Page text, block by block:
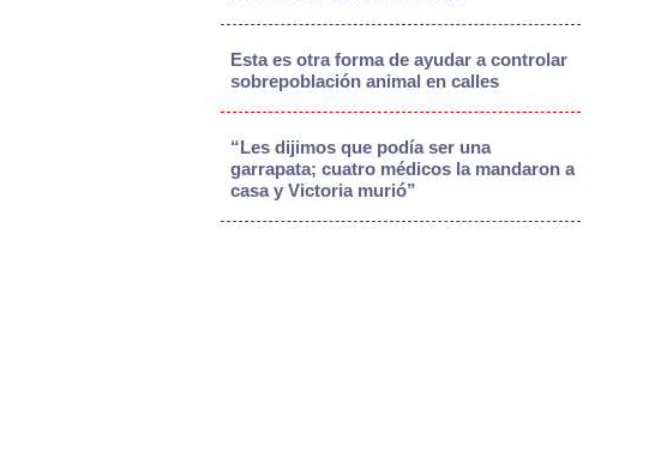
Esta es otra forma de ayudar a controlar
sobrepoblación animal en calles
“Les dijimos que podía ser una
garrapata; cuatro médicos la mandaron a
casa y Victoria murió”